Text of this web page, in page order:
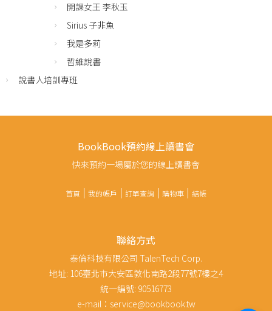
開課女王 李秋玉
Sirius 子非魚
我是多莉
哲維說書
說書人培訓專班
BookBook預約線上讀書會
快來預約一場屬於您的線上讀書會
首頁 我的帳戶 訂單查詢 購物車 結帳
聯絡方式
泰倫科技有限公司 TalenTech Corp.
地址: 106臺北市大安區敦化南路2段77號7樓之4
統一編號: 90516773
e-mail：service@bookbook.tw